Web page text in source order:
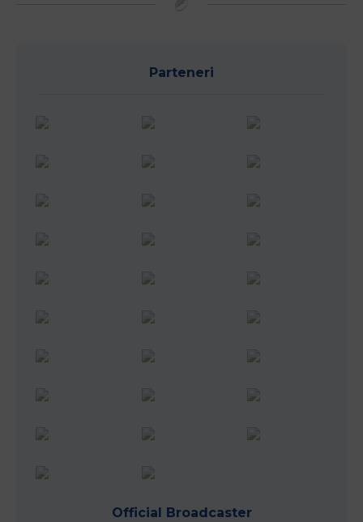
Parteneri
Official Broadcaster